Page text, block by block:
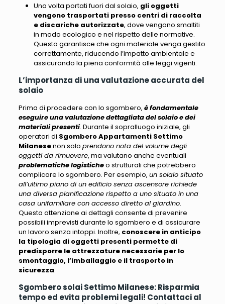
Una volta portati fuori dal solaio, gli oggetti
vengono trasportati presso centri di raccolta
e discariche autorizzate, dove vengono smaltiti
in modo ecologico e nel rispetto delle normative.
Questo garantisce che ogni materiale venga gestito
correttamente, riducendo l’impatto ambientale e
assicurando la piena conformità alle leggi vigenti.
L’importanza di una valutazione accurata del
solaio
Prima di procedere con lo sgombero, è fondamentale
eseguire una valutazione dettagliata del solaio e dei
materiali presenti. Durante il sopralluogo iniziale, gli
operatori di Sgombero Appartamenti Settimo
Milanesenon solo prendono nota del volume degli
oggetti da rimuovere, ma valutano anche eventuali
problematiche logisticheo strutturali che potrebbero
complicare lo sgombero. Per esempio, un solaio situato
all’ultimo piano di un edificio senza ascensore richiede
una diversa pianificazione rispetto a uno situato in una
casa unifamiliare con accesso diretto al giardino.
Questa attenzione ai dettagli consente di prevenire
possibili imprevisti durante lo sgombero e di assicurare
un lavoro senza intoppi. Inoltre, conoscere in anticipo
la tipologia di oggetti presenti permette di
predisporre le attrezzature necessarie per lo
smontaggio, l’imballaggio e il trasporto in
sicurezza.
Sgombero solai Settimo Milanese: Risparmia
tempo ed evita problemi legali! Contattaci al